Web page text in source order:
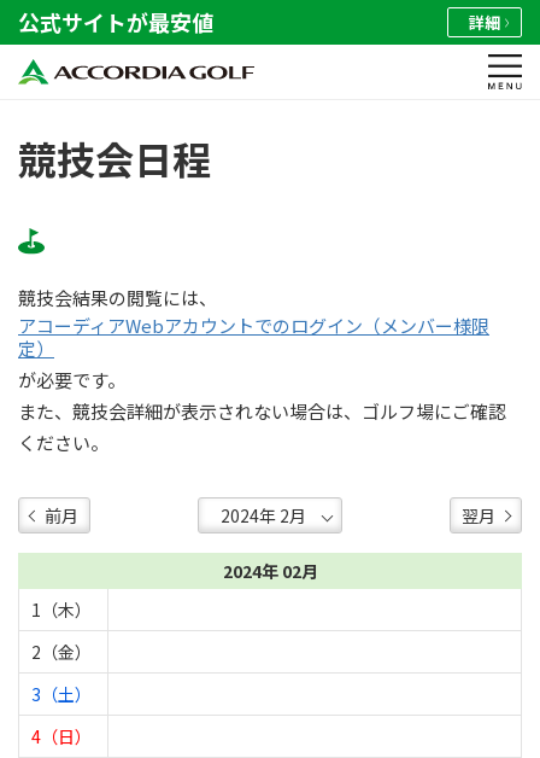
公式サイトが最安値 詳細
競技会日程
競技会結果の閲覧には、
アコーディアWebアカウントでのログイン（メンバー様限
定）
が必要です。
また、競技会詳細が表示されない場合は、ゴルフ場にご確認
ください。
前月 翌月
2024年 02月
1（木）
2（金）
3（土）
4（日）